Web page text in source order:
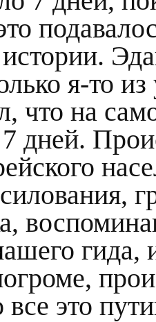
я-то из
что на
дней.
гида,
все это